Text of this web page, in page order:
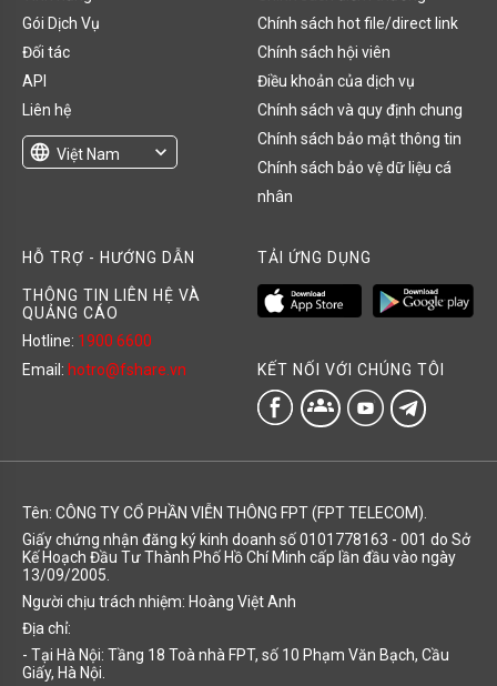
Gói Dịch Vụ
Đối tác
API
Liên hệ
language Việt Nam
expand_more
Chính sách hot file/direct link
Chính sách hội viên
Điều khoản của dịch vụ
Chính sách và quy định chung
Chính sách bảo mật thông tin
Chính sách bảo vệ dữ liệu cá
nhân
HỖ TRỢ - HƯỚNG DẪN
THÔNG TIN LIÊN HỆ VÀ
QUẢNG CÁO
Hotline: 1900 6600
Email: hotro@fshare.vn
TẢI ỨNG DỤNG
KẾT NỐI VỚI CHÚNG TÔI
groups
Tên: CÔNG TY CỔ PHẦN VIỄN THÔNG FPT (FPT TELECOM).
Giấy chứng nhận đăng ký kinh doanh số 0101778163 - 001 do Sở
Kế Hoạch Đầu Tư Thành Phố Hồ Chí Minh cấp lần đầu vào ngày
13/09/2005.
Người chịu trách nhiệm: Hoàng Việt Anh
Địa chỉ:
- Tại Hà Nội: Tầng 18 Toà nhà FPT, số 10 Phạm Văn Bạch, Cầu
Giấy, Hà Nội.